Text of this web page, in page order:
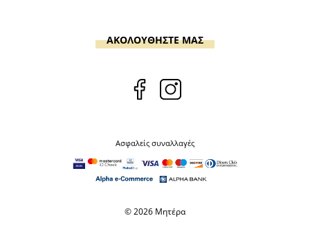
ΑΚΟΛΟΥΘΗΣΤΕ ΜΑΣ
Ασφαλείς συναλλαγές
© 2026 Μητέρα